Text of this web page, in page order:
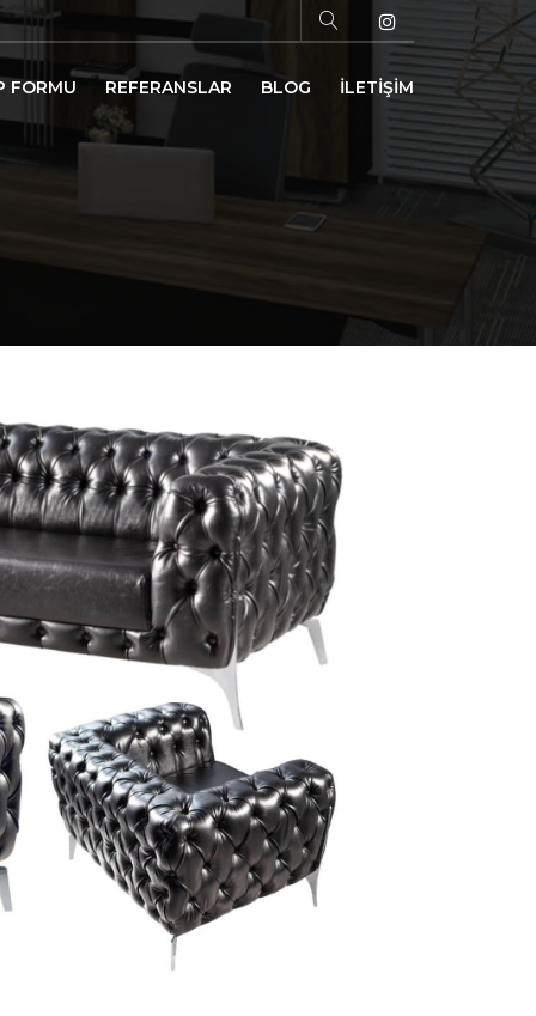
FORMU REFERANSLAR BLOG İLETİŞİM